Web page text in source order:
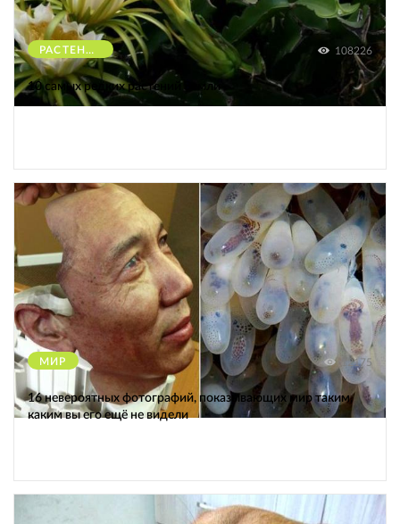
РАСТЕНИЯ 108226
10 самых редких растений Земли
МИР 12175
16 невероятных фотографий, показывающих мир таким,
каким вы его ещё не видели